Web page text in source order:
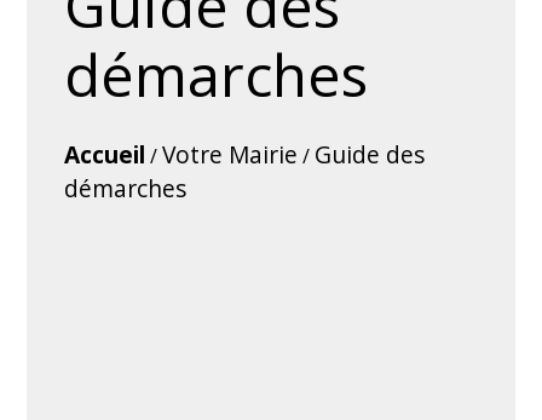
démarches
Accueil /Votre Mairie / Guide des
démarches